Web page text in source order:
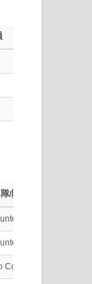
/隊員
Racing
Racing
Counter